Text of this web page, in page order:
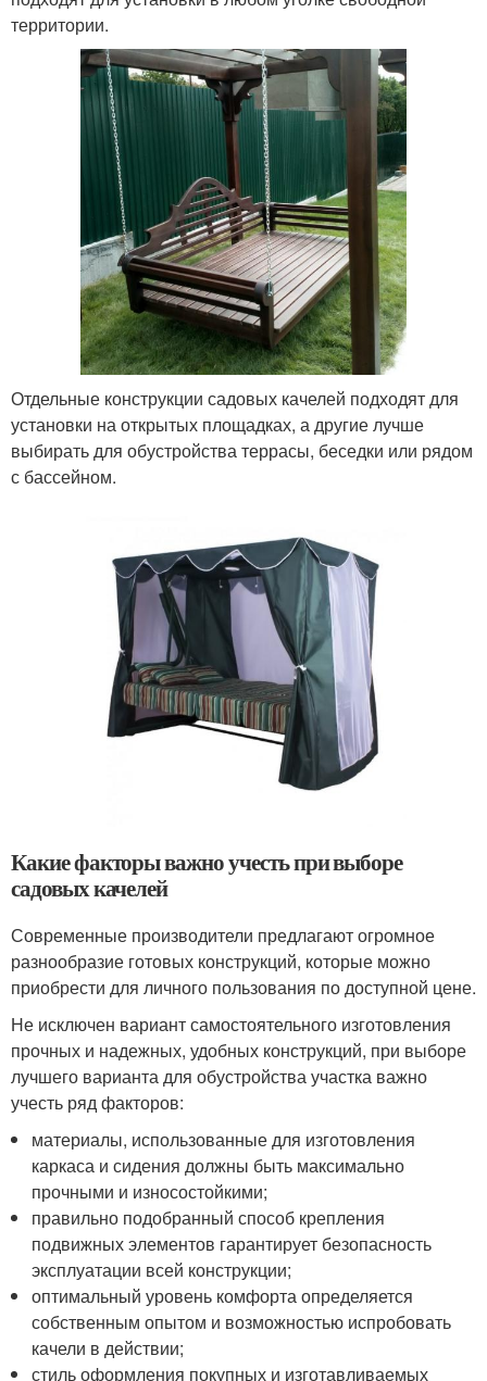
территории.
Отдельные конструкции садовых качелей подходят для
установки на открытых площадках, а другие лучше
выбирать для обустройства террасы, беседки или рядом
с бассейном.
Какие факторы важно учесть при выборе
садовых качелей
Современные производители предлагают огромное
разнообразие готовых конструкций, которые можно
приобрести для личного пользования по доступной цене.
Не исключен вариант самостоятельного изготовления
прочных и надежных, удобных конструкций, при выборе
лучшего варианта для обустройства участка важно
учесть ряд факторов:
материалы, использованные для изготовления
каркаса и сидения должны быть максимально
прочными и износостойкими;
правильно подобранный способ крепления
подвижных элементов гарантирует безопасность
эксплуатации всей конструкции;
оптимальный уровень комфорта определяется
собственным опытом и возможностью испробовать
качели в действии;
стиль оформления покупных и изготавливаемых